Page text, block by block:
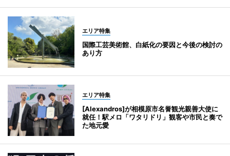
エリア特集
国際工芸美術館、白紙化の要因と今後の検討の
あり方
エリア特集
[Alexandros]が相模原市名誉観光親善大使に
就任！駅メロ「ワタリドリ」観客や市民と奏で
た地元愛